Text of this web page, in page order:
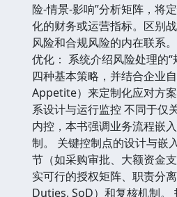
险-情景-影响”分析矩阵，将
化的财务或运营指标。区别
风险和合规风险的内在联系
优化： 系统介绍风险处理的
四种基本策略，并结合企业
Appetite）来定制化应对方
系设计与运行监控 不同于仅
内控，本书强调业务流程嵌
制。 关键控制点的设计与嵌
节（如采购审批、大额资金
实可行的授权矩阵、职责分
Duties, SoD）和复核机制。